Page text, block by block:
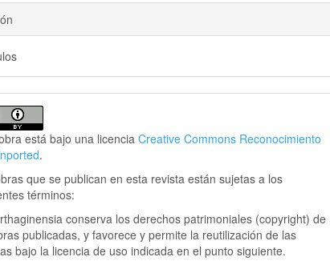
está bajo una licenciaCreative Commons Reconocimiento
.
que se publican en esta revista están sujetas a los
términos:
conserva los derechos patrimoniales (copyright) de
publicadas, y favorece y permite la reutilización de las
bajo la licencia de uso indicada en el punto siguiente.